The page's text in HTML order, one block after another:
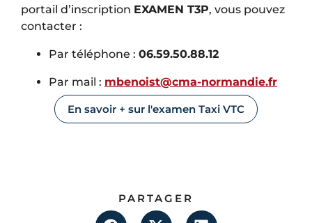
portail d’inscription EXAMEN T3P, vous pouvez
contacter :
Par téléphone : 06.59.50.88.12
Par mail : mbenoist@cma-normandie.fr
En savoir + sur l'examen Taxi VTC
PARTAGER